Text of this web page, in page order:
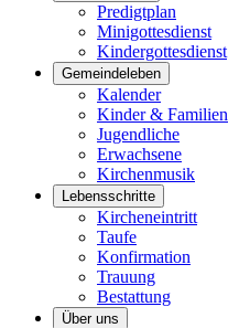
Predigtplan
Minigottesdienst
Kindergottesdienst
Gemeindeleben
Kalender
Kinder & Familien
Jugendliche
Erwachsene
Kirchenmusik
Lebensschritte
Kircheneintritt
Taufe
Konfirmation
Trauung
Bestattung
Über uns